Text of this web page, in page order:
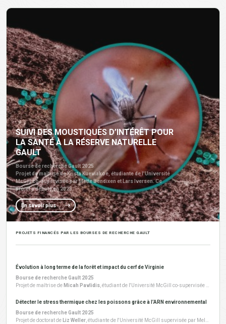
SUIVI DES MOUSTIQUES D’INTÉRÊT POUR
LA SANTÉ À LA RÉSERVE NATURELLE
GAULT
Bourse de recherche Gault 2025
Projet de maîtrise deKrista Kueviakoe, étudiante de l'Université
McGill co-supervisée par Mette Bendixen et Lars Iversen. Ce
projet a débuté en 2025.
En savoir plus
PROJETS FINANCÉS PAR LES BOURSES DE RECHERCHE GAULT
Évolution à long terme de la forêt et impact du cerf de Virginie
Bourse de recherche Gault 2025
Projet de maîtrise de Micah Pavlidis, étudiant de l'Université McGill co-supervisée par Catherine Potvin et Frédéric Guichard. Ce projet a débuté en 2024.
Détecter le stress thermique chez les poissons grâce à l’ARN environnemental
Bourse de recherche Gault 2025
Projet de doctorat de Liz Weller, étudiante de l'Université McGill supervisée par Melania Cristescu. Ce projet a débuté en 2025.